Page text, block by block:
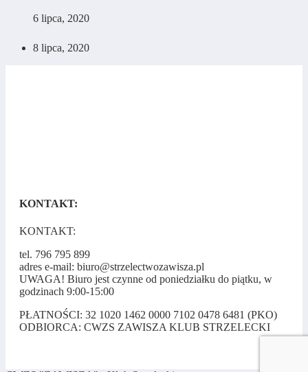
6 lipca, 2020
8 lipca, 2020
KONTAKT:
KONTAKT:
tel. 796 795 899
adres e-mail: biuro@strzelectwozawisza.pl
UWAGA! Biuro jest czynne od poniedziałku do piątku, w
godzinach 9:00-15:00
PŁATNOŚCI: 32 1020 1462 0000 7102 0478 6481 (PKO)
ODBIORCA: CWZS ZAWISZA KLUB STRZELECKI